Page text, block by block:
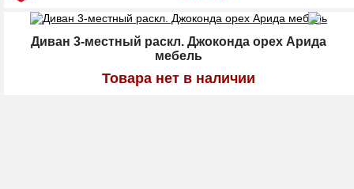
Диван 3-местный раскл. Джоконда орех Арида
мебель
Товара нет в наличии